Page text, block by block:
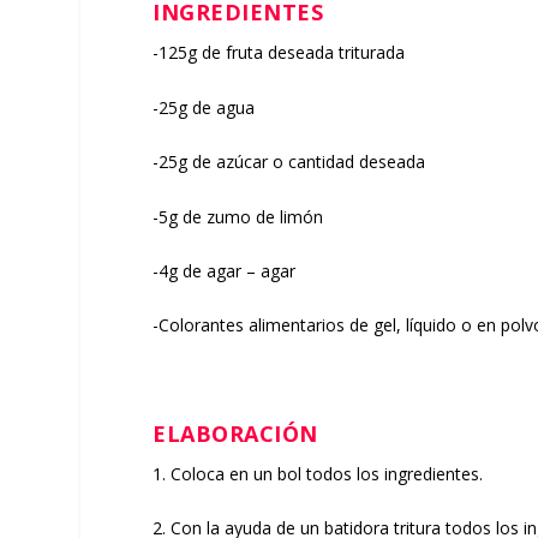
INGREDIENTES
-125g de fruta deseada triturada
-25g de agua
-25g de azúcar o cantidad deseada
-5g de zumo de limón
-4g de agar – agar
-Colorantes alimentarios de gel, líquido o en
ELABORACIÓN
1. Coloca en un bol todos los ingredientes.
2. Con la ayuda de un batidora tritura todos los